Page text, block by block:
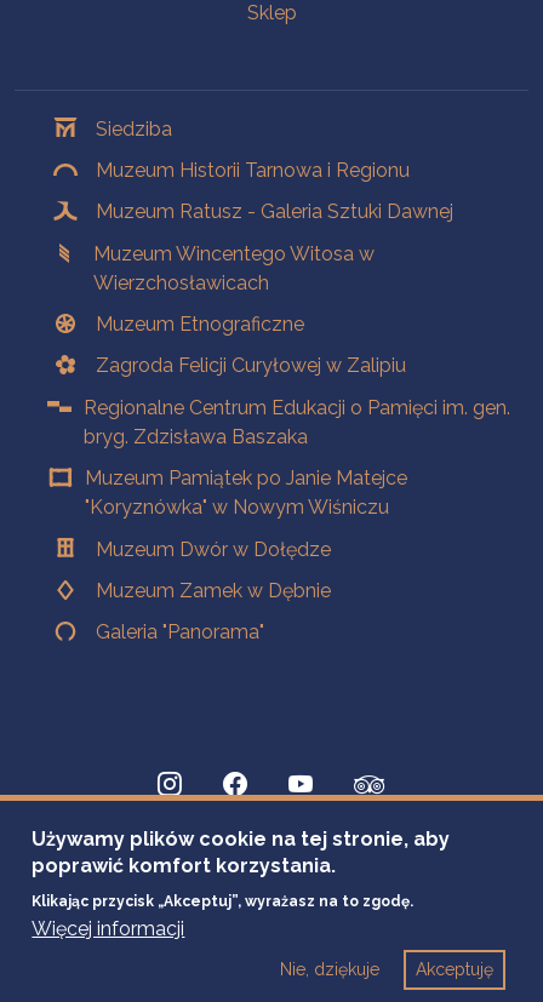
Sklep
Siedziba
Muzeum Historii Tarnowa i Regionu
Muzeum Ratusz - Galeria Sztuki Dawnej
Muzeum Wincentego Witosa w
Wierzchosławicach
Muzeum Etnograficzne
Zagroda Felicji Curyłowej w Zalipiu
Regionalne Centrum Edukacji o Pamięci im. gen.
bryg. Zdzisława Baszaka
Muzeum Pamiątek po Janie Matejce
"Koryznówka" w Nowym Wiśniczu
Muzeum Dwór w Dołędze
Muzeum Zamek w Dębnie
Galeria "Panorama"
Używamy plików cookie na tej stronie, aby
poprawić komfort korzystania.
Klikając przycisk „Akceptuj”, wyrażasz na to zgodę.
Więcej informacji
Akceptuję
Nie, dziękuje